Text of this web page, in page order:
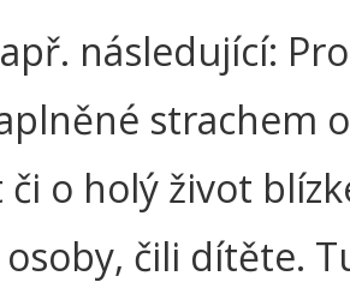
následující:
strachem
či o holý život
čili dítěte.